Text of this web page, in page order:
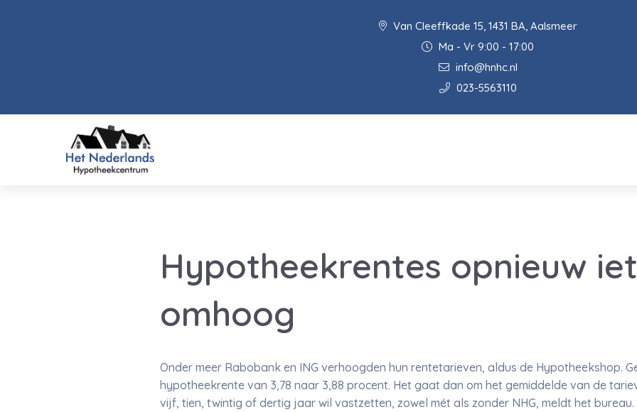
Van Cleeffkade 15, 1431 BA, Aalsmeer
Ma - Vr 9:00 - 17:00
info@hnhc.nl
023-5563110
Hypotheekrentes opnieuw
omhoog
Onder meer Rabobank en ING verhoogden hun rentetarieven, aldus de Hypotheekshop.
hypotheekrente van 3,78 naar 3,88 procent. Het gaat dan om het gemiddelde van de
vijf, tien, twintig of dertig jaar wil vastzetten, zowel mét als zonder NHG, meldt het bureau.